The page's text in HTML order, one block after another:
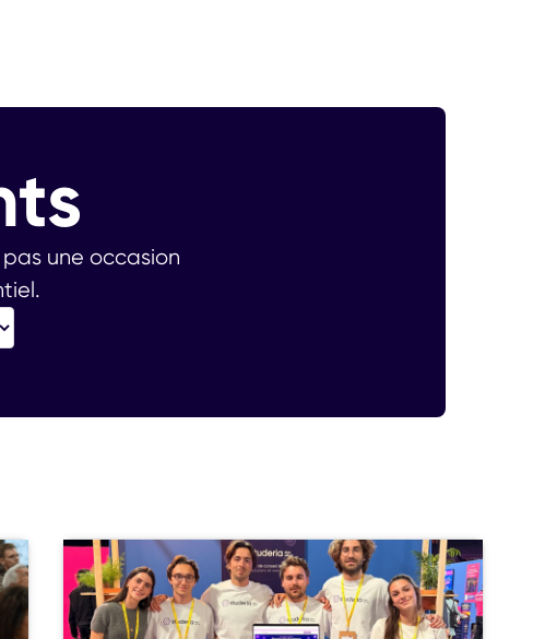
une occasion